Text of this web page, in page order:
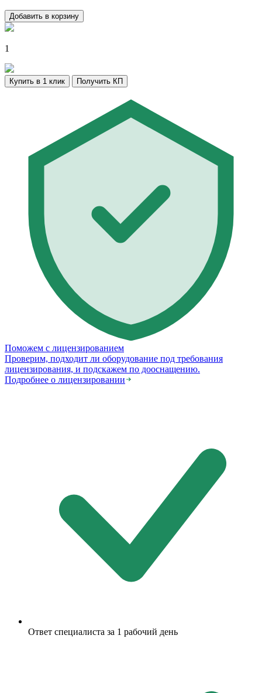
Добавить в корзину
1
Купить в 1 клик Получить КП
Поможем с лицензированием
Проверим, подходит ли оборудование под требования
лицензирования, и подскажем по дооснащению.
Подробнее о лицензировании
Ответ специалиста за 1 рабочий день